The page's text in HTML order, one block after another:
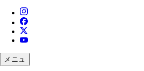
メニュ